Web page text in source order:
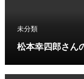
未分類
松本幸四郎さん